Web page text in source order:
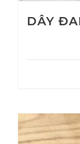
DÂY